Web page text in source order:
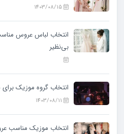
انتخاب لباس عروس
بی‌نظیر
انتخاب گروه موزیک
انتخاب موزیک مناسب